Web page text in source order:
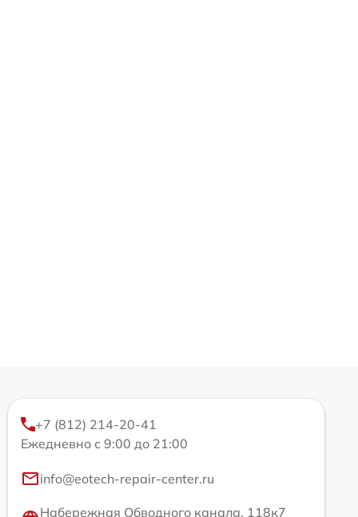
+7 (812) 214-20-41
Ежедневно с 9:00 до 21:00
info@eotech-repair-center.ru
Набережная Обводного канала, 118к7